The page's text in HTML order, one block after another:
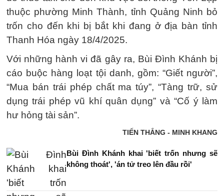
thuộc phường Minh Thành, tỉnh Quảng Ninh bỏ
trốn cho đến khi bị bắt khi đang ở địa bàn tỉnh
Thanh Hóa ngày 18/4/2025.
Với những hành vi đã gây ra, Bùi Đình Khánh bị
cáo buộc hàng loạt tội danh, gồm: “Giết người”,
“Mua bán trái phép chất ma túy”, “Tàng trữ, sử
dụng trái phép vũ khí quân dụng” và “Cố ý làm
hư hỏng tài sản”.
TIẾN THẮNG - MINH KHANG
Bùi Đình Khánh khai 'biết trốn nhưng sẽ
không thoát', 'án tử treo lên đầu rồi'